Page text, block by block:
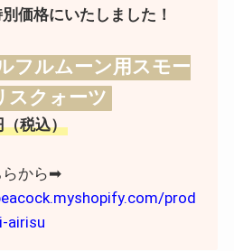
価格にいたしました！
フルムーン用スモー
スクォーツ
（税込）
らから➡︎
prod
airisu